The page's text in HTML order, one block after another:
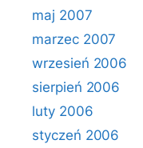
maj 2007
marzec 2007
wrzesień 2006
sierpień 2006
luty 2006
styczeń 2006